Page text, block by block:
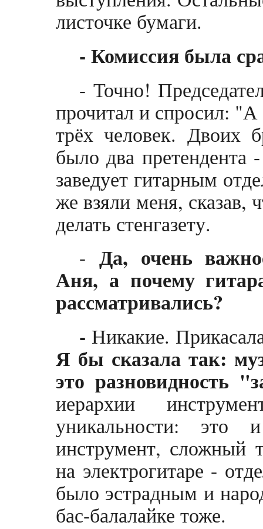
листочке бумаги.
- Комиссия была
- Точно!
прочитал и спросил: "А
трёх человек. Двоих
было два
заведует гитарным
же взяли меня, сказав,
делать стенгазету.
- Да, очень
Аня, а почему
рассматривались?
- Никакие.
Я бы сказала так:
это разновидность
иерархии
уникальности: это
инструмент, сложный
на электрогитаре -
было эстрадным и
бас-балалайке тоже.